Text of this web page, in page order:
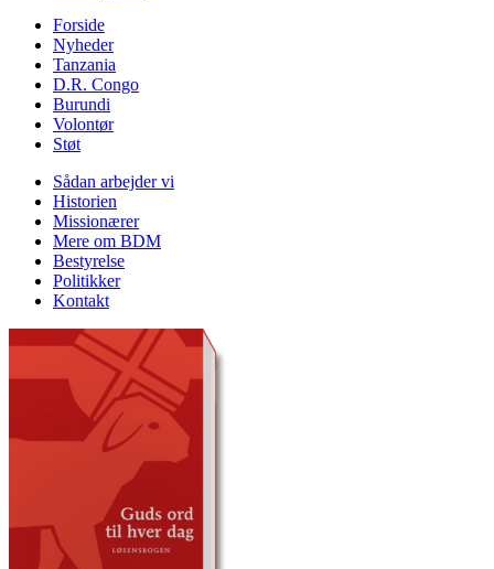
Forside
Nyheder
Tanzania
D.R. Congo
Burundi
Volontør
Støt
Sådan arbejder vi
Historien
Missionærer
Mere om BDM
Bestyrelse
Politikker
Kontakt